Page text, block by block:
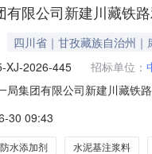
有限公司新建川藏铁
四川省｜甘孜藏族自治州｜
XJ-2026-445 招标单位：
局集团有限公司新建川藏铁
价采购公告询价编号：
30 09:43
水添加剂 水泥基注浆料